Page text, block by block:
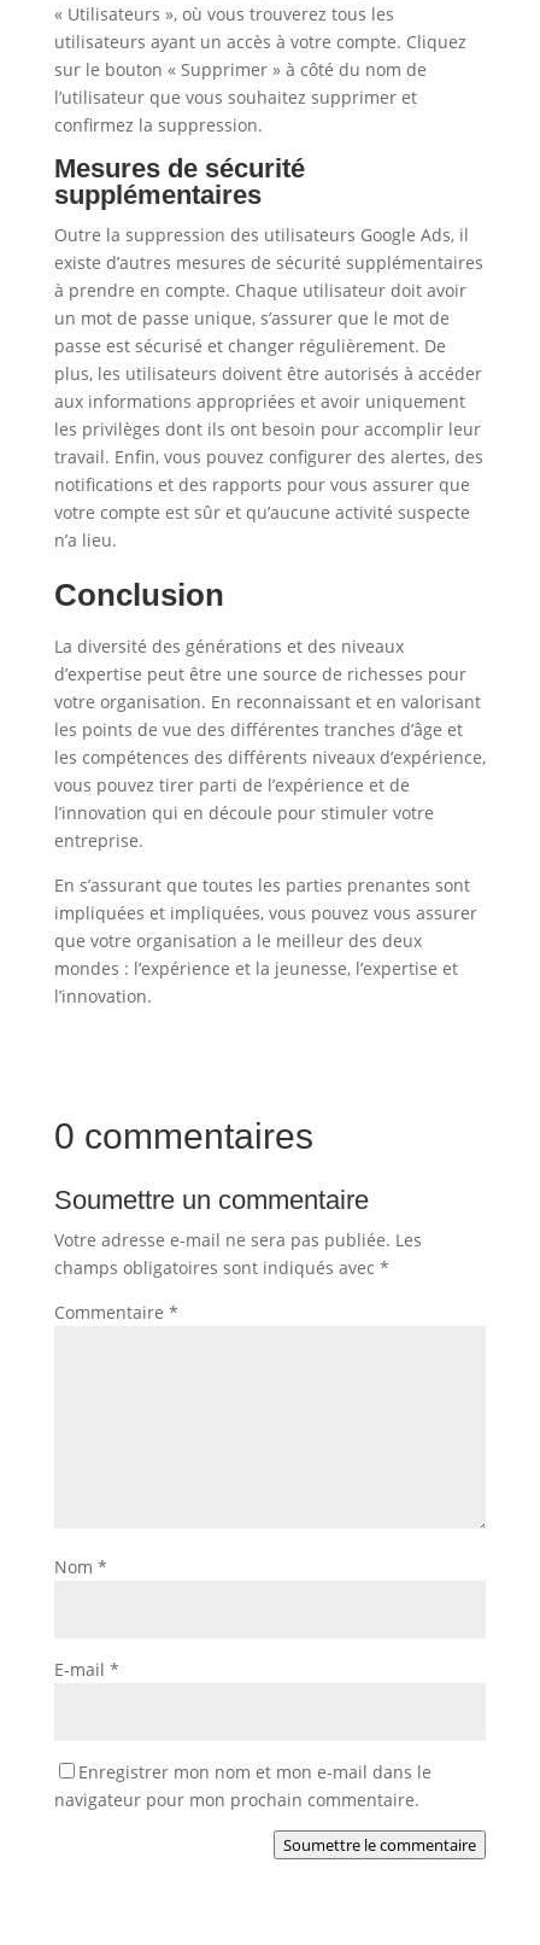
« Utilisateurs », où vous trouverez tous les
utilisateurs ayant un accès à votre compte. Cliquez
sur le bouton « Supprimer » à côté du nom de
l’utilisateur que vous souhaitez supprimer et
confirmez la suppression.
Mesures de sécurité
supplémentaires
Outre la suppression des utilisateurs Google Ads, il
existe d’autres mesures de sécurité supplémentaires
à prendre en compte. Chaque utilisateur doit avoir
un mot de passe unique, s’assurer que le mot de
passe est sécurisé et changer régulièrement. De
plus, les utilisateurs doivent être autorisés à accéder
aux informations appropriées et avoir uniquement
les privilèges dont ils ont besoin pour accomplir leur
travail. Enfin, vous pouvez configurer des alertes, des
notifications et des rapports pour vous assurer que
votre compte est sûr et qu’aucune activité suspecte
n’a lieu.
Conclusion
La diversité des générations et des niveaux
d’expertise peut être une source de richesses pour
votre organisation. En reconnaissant et en valorisant
les points de vue des différentes tranches d’âge et
les compétences des différents niveaux d’expérience,
vous pouvez tirer parti de l’expérience et de
l’innovation qui en découle pour stimuler votre
entreprise.
En s’assurant que toutes les parties prenantes sont
impliquées et impliquées, vous pouvez vous assurer
que votre organisation a le meilleur des deux
mondes : l’expérience et la jeunesse, l’expertise et
l’innovation.
0 commentaires
Soumettre un commentaire
Votre adresse e-mail ne sera pas publiée. Les
champs obligatoires sont indiqués avec *
Commentaire *
Nom *
E-mail *
Enregistrer mon nom et mon e-mail dans le
navigateur pour mon prochain commentaire.
Soumettre le commentaire